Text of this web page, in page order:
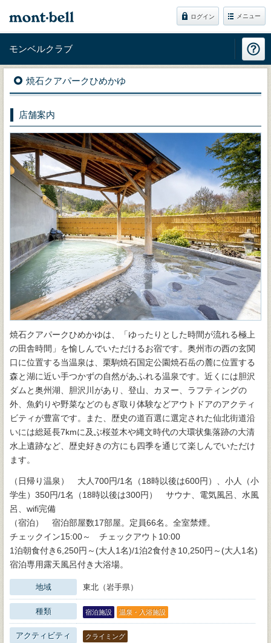
ログイン メニュー
モンベルクラブ
焼石クアパークひめかゆ
店舗案内
焼石クアパークひめかゆは、「ゆったりとした時間が流れる極上
の田舎時間」を愉しんでいただけるお宿です。奥州市の西の玄関
口に位置する当温泉は、栗駒焼石国定公園焼石岳の麓に位置する
森と湖に近い手つかずの自然があふれる温泉です。近くには胆沢
ダムと奥州湖、胆沢川があり、登山、カヌー、ラフティングの
外、魚釣りや野菜などのもぎ取り体験などアウトドアのアクティ
ビティが豊富です。また、歴史の道百選に選定された仙北街道沿
いには総延長7kmに及ぶ桜並木や縄文時代の大環状集落跡の大清
水上遺跡など、歴史好きの方にも四季を通じて楽しんでいただけ
ます。
（日帰り温泉） 大人700円/1名（18時以後は600円）、小人（小
学生）350円/1名（18時以後は300円） サウナ、電気風呂、水風
呂、wifi完備
（宿泊） 宿泊部屋数17部屋。定員66名。全室禁煙。
チェックイン15:00～ チェックアウト10:00
1泊朝食付き6,250円～(大人1名)/1泊2食付き10,250円～(大人1名)
宿泊専用露天風呂付き大浴場。
地域 東北（岩手県）
種類 宿泊施設 温泉・入浴施設
アクティビティ クライミング